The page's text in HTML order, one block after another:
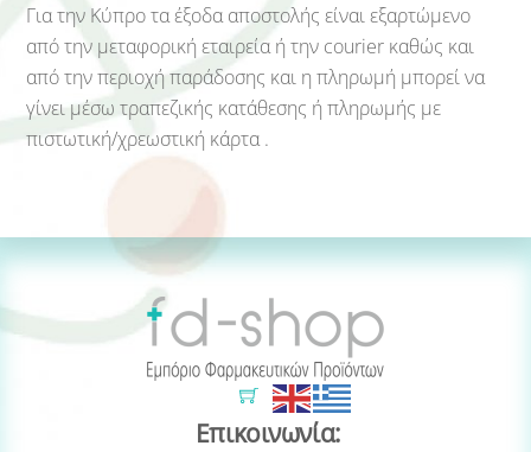
Για την Κύπρο τα έξοδα αποστολής είναι εξαρτώμενο
από την μεταφορική εταιρεία ή την courier καθώς και
από την περιοχή παράδοσης και η πληρωμή μπορεί να
γίνει μέσω τραπεζικής κατάθεσης ή πληρωμής με
πιστωτική/χρεωστική κάρτα .
Cart
Επικοινωνία: